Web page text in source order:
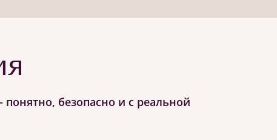
безопасно и с реальной